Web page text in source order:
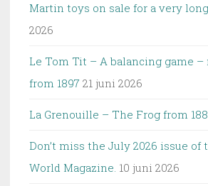
Martin toys on sale for a very
2026
Le Tom Tit – A balancing game –
from 1897 21 juni 2026
La Grenouille – The Frog from
Don’t miss the July 2026 issue
World Magazine. 10 juni 2026